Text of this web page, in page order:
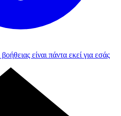
είναι πάντα εκεί για εσάς